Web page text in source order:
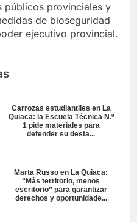
públicos provinciales y
de bioseguridad
ejecutivo provincial.
Carrozas estudiantiles en La
Quiaca: la Escuela Técnica N.º
1 pide materiales para
defender su desta...
Marta Russo en La Quiaca:
“Más territorio, menos
escritorio” para garantizar
derechos y oportunidade...